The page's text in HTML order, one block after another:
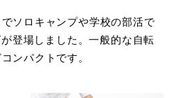
ソロキャンプや学校の部活で
登場しました。一般的な自転
ンパクトです。